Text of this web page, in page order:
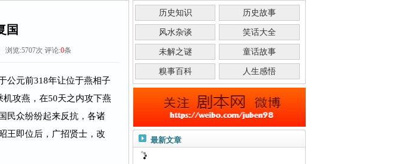
国
浏览:5707次 评论:0条
元前318年让位于燕相子
攻燕，在50天之内攻下燕
民众纷纷起来反抗，各诸
王即位后，广招贤士，改
历史知识 历史故事
风水杂谈 笑话大全
未解之谜 童话故事
糗事百科 人生感悟
最新文章